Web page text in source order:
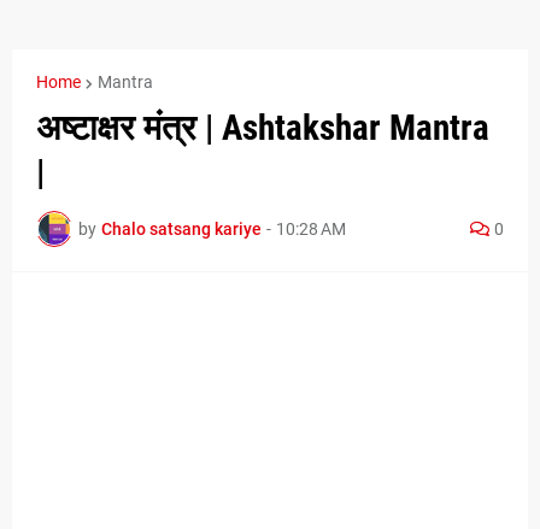
Home Mantra
अष्टाक्षर मंत्र | Ashtakshar Mantra
|
by Chalo satsang kariye - 10:28 AM 0